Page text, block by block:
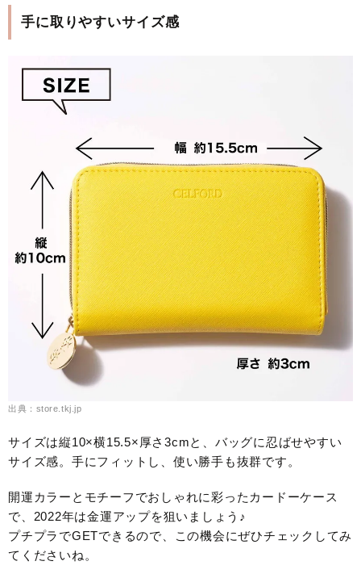
手に取りやすいサイズ感
出典：store.tkj.jp
サイズは縦10×横15.5×厚さ3cmと、バッグに忍ばせやすい
サイズ感。手にフィットし、使い勝手も抜群です。
開運カラーとモチーフでおしゃれに彩ったカードーケース
で、2022年は金運アップを狙いましょう♪
プチプラでGETできるので、この機会にぜひチェックしてみ
てくださいね。